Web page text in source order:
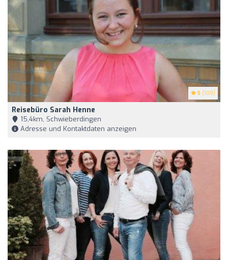
5 (109)
Reisebüro Sarah Henne
15,4km, Schwieberdingen
Adresse und Kontaktdaten anzeigen